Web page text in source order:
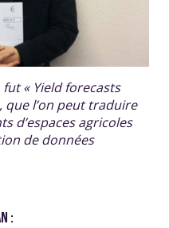
« Yield forecasts
que l’on peut traduire
d’espaces agricoles
de données
: